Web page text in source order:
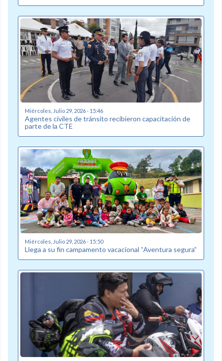
Miércoles, Julio 29, 2026 - 15:46
Agentes civiles de tránsito recibieron capacitación de
parte de la CTE
Miércoles, Julio 29, 2026 - 15:50
Llega a su fin campamento vacacional “Aventura segura”